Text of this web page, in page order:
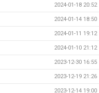
2024-01-18 20:52
2024-01-14 18:50
2024-01-11 19:12
2024-01-10 21:12
2023-12-30 16:55
2023-12-19 21:26
2023-12-14 19:00